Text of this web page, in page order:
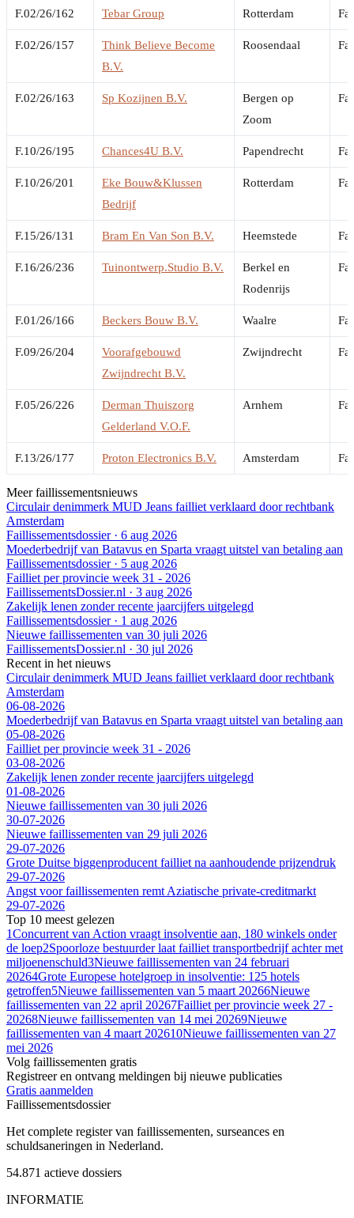
F.02/26/162 Tebar Group Rotterdam
F.02/26/157
Think Believe Become
B.V.
Roosendaal
F.02/26/163 Sp Kozijnen B.V.
Bergen op
Zoom
F.10/26/195 Chances4U B.V. Papendrecht
F.10/26/201
Eke Bouw&Klussen
Bedrijf
Rotterdam
F.15/26/131 Bram En Van Son B.V. Heemstede
F.16/26/236 Tuinontwerp.Studio B.V.
Berkel en
Rodenrijs
F.01/26/166 Beckers Bouw B.V. Waalre
F.09/26/204
Voorafgebouwd
Zwijndrecht B.V.
Zwijndrecht
F.05/26/226
Derman Thuiszorg
Gelderland V.O.F.
Arnhem
F.13/26/177 Proton Electronics B.V. Amsterdam
Meer faillissementsnieuws
Circulair denimmerk MUD Jeans failliet verklaard door rechtbank
Amsterdam
Faillissementsdossier· 6 aug 2026
Moederbedrijf van Batavus en Sparta vraagt uitstel van betaling aan
Faillissementsdossier· 5 aug 2026
Failliet per provincie week 31 - 2026
FaillissementsDossier.nl · 3 aug 2026
Zakelijk lenen zonder recente jaarcijfers uitgelegd
Faillissementsdossier· 1 aug 2026
Nieuwe faillissementen van 30 juli 2026
FaillissementsDossier.nl · 30 jul 2026
Recent in het nieuws
Circulair denimmerk MUD Jeans failliet verklaard door rechtbank
Amsterdam
06-08-2026
Moederbedrijf van Batavus en Sparta vraagt uitstel van betaling aan
05-08-2026
Failliet per provincie week 31 - 2026
03-08-2026
Zakelijk lenen zonder recente jaarcijfers uitgelegd
01-08-2026
Nieuwe faillissementen van 30 juli 2026
30-07-2026
Nieuwe faillissementen van 29 juli 2026
29-07-2026
Grote Duitse biggenproducent failliet na aanhoudende prijzendruk
29-07-2026
Angst voor faillissementen remt Aziatische private-creditmarkt
29-07-2026
Top 10 meest gelezen
1Concurrent van Action vraagt insolventie aan, 180 winkels onder
de loep2Spoorloze bestuurder laat failliet transportbedrijf achter met
miljoenenschuld3Nieuwe faillissementen van 24 februari
20264Grote Europese hotelgroep in insolventie: 125 hotels
getroffen5Nieuwe faillissementen van 5 maart 20266Nieuwe
faillissementen van 22 april 20267Failliet per provincie week 27 -
20268Nieuwe faillissementen van 14 mei 20269Nieuwe
faillissementen van 4 maart 202610Nieuwe faillissementen van 27
mei 2026
Volg faillissementen gratis
Registreer en ontvang meldingen bij nieuwe publicaties
Gratis aanmelden
Faillissementsdossier
Het complete register van faillissementen, surseances en
schuldsaneringen in Nederland.
54.871 actieve dossiers
INFORMATIE